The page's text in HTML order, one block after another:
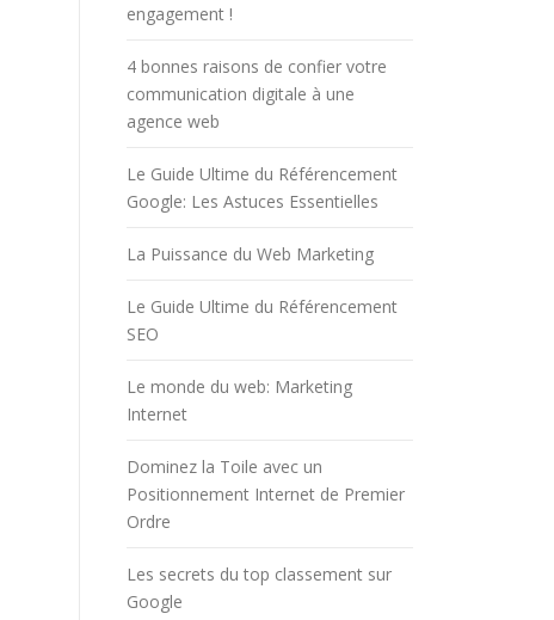
engagement !
4 bonnes raisons de confier votre
communication digitale à une
agence web
Le Guide Ultime du Référencement
Google: Les Astuces Essentielles
La Puissance du Web Marketing
Le Guide Ultime du Référencement
SEO
Le monde du web: Marketing
Internet
Dominez la Toile avec un
Positionnement Internet de Premier
Ordre
Les secrets du top classement sur
Google